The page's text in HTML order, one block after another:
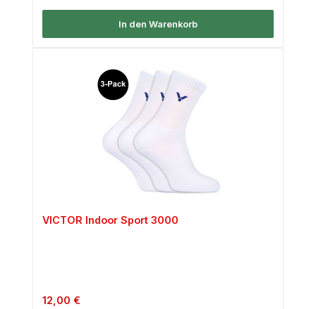
In den Warenkorb
VICTOR Indoor Sport 3000
Regulärer Preis:
12,00 €